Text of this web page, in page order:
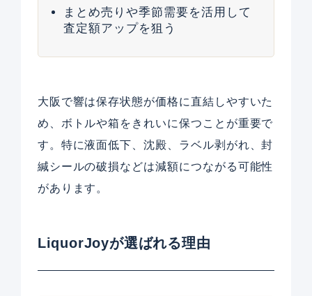
まとめ売りや季節需要を活用して
査定額アップを狙う
大阪で響は保存状態が価格に直結しやすいた
め、ボトルや箱をきれいに保つことが重要で
す。特に液面低下、沈殿、ラベル剥がれ、封
緘シールの破損などは減額につながる可能性
があります。
LiquorJoyが選ばれる理由